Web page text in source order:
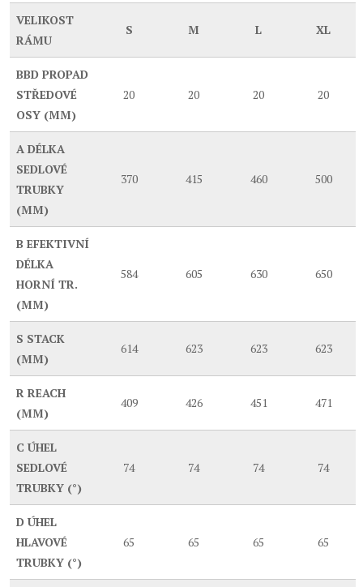
VELIKOST
RÁMU
S M L XL
BBD PROPAD
STŘEDOVÉ
OSY (MM)
20 20 20 20
A DÉLKA
SEDLOVÉ
TRUBKY
(MM)
370 415 460 500
B EFEKTIVNÍ
DÉLKA
HORNÍ TR.
(MM)
584 605 630 650
S STACK
(MM)
614 623 623 623
R REACH
(MM)
409 426 451 471
C ÚHEL
SEDLOVÉ
TRUBKY (°)
74 74 74 74
D ÚHEL
HLAVOVÉ
TRUBKY (°)
65 65 65 65